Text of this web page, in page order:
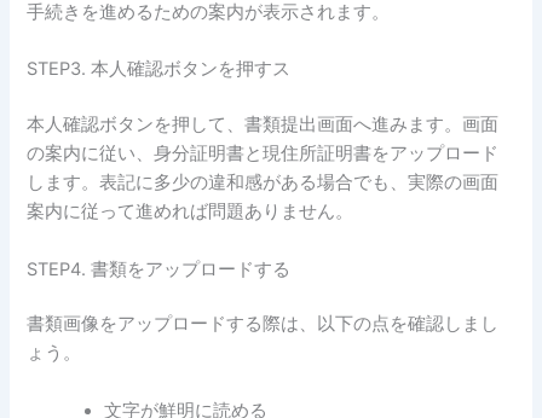
手続きを進めるための案内が表示されます。
STEP3. 本人確認ボタンを押すス
本人確認ボタンを押して、書類提出画面へ進みます。画面
の案内に従い、身分証明書と現住所証明書をアップロード
します。表記に多少の違和感がある場合でも、実際の画面
案内に従って進めれば問題ありません。
STEP4. 書類をアップロードする
書類画像をアップロードする際は、以下の点を確認しまし
ょう。
文字が鮮明に読める